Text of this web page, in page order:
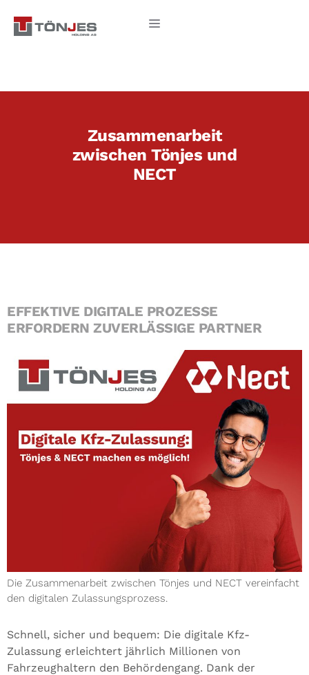
Inhalt
springen
Menü
Zusammenarbeit
zwischen Tönjes und
NECT
EFFEKTIVE DIGITALE PROZESSE
ERFORDERN ZUVERLÄSSIGE PARTNER
Die Zusammenarbeit zwischen Tönjes und NECT vereinfacht
den digitalen Zulassungsprozess.
Schnell, sicher und bequem: Die digitale Kfz-
Zulassung erleichtert jährlich Millionen von
Fahrzeughaltern den Behördengang. Dank der